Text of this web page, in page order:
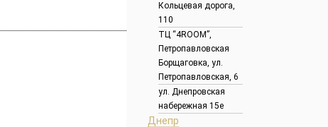
Кольцевая дорога,
110
ТЦ “4ROOM”,
Петропавловская
Борщаговка, ул.
Петропавловская, 6
ул. Днепровская
набережная 15е
Днепр